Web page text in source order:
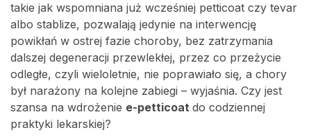
takie jak wspomniana już wcześniej petticoat czy tevar
albo stablize, pozwalają jedynie na interwencję
powikłań w ostrej fazie choroby, bez zatrzymania
dalszej degeneracji przewlekłej, przez co przeżycie
odległe, czyli wieloletnie, nie poprawiało się, a chory
był narażony na kolejne zabiegi – wyjaśnia. Czy jest
szansa na wdrożenie e-petticoat do codziennej
praktyki lekarskiej?